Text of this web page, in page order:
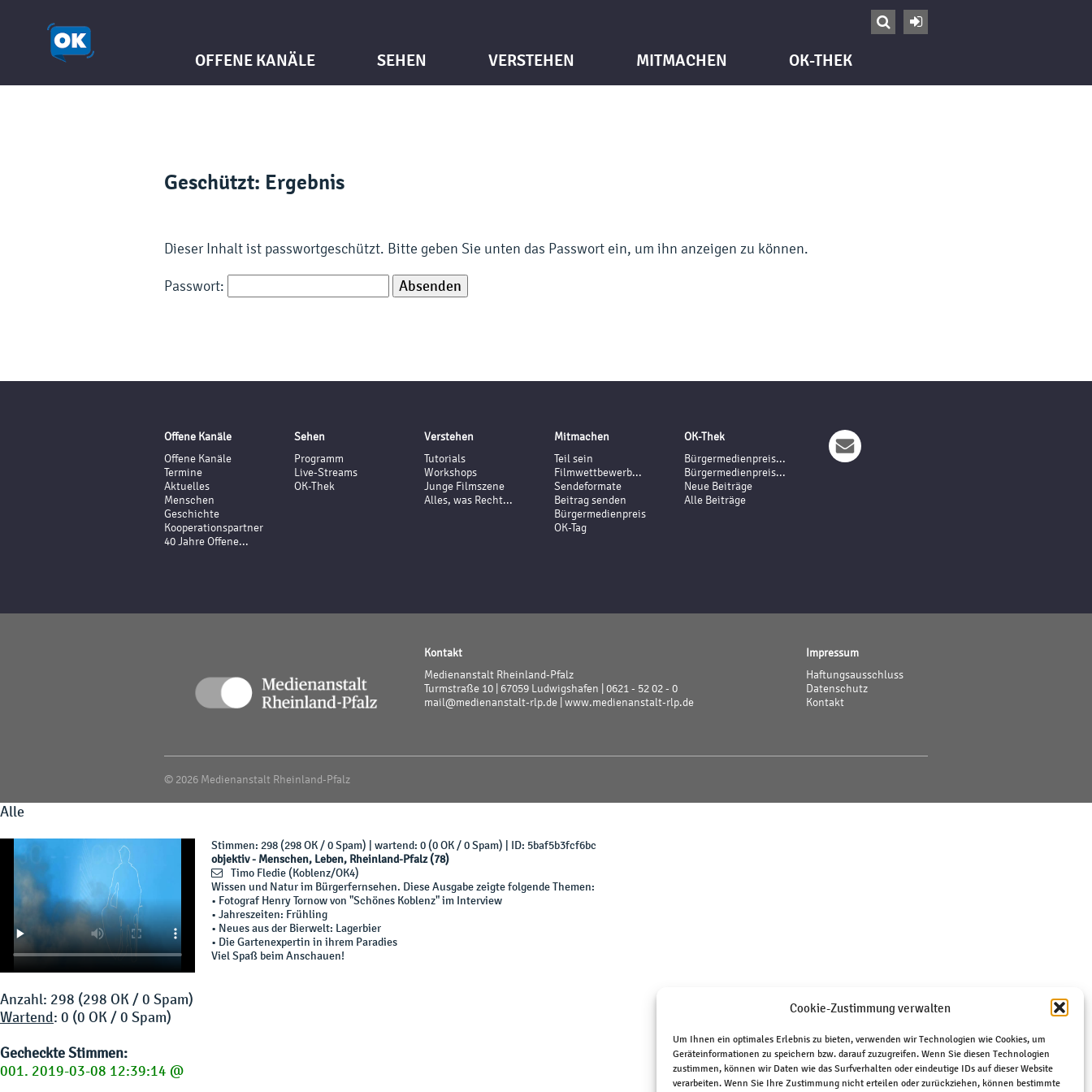
Cookie-Zustimmung verwalten
Um Ihnen ein optimales Erlebnis zu bieten, verwenden wir Technologien wie Cookies, um
Geräteinformationen zu speichern bzw. darauf zuzugreifen. Wenn Sie diesen Technologien
zustimmen, können wir Daten wie das Surfverhalten oder eindeutige IDs auf dieser Website
verarbeiten. Wenn Sie Ihre Zustimmung nicht erteilen oder zurückziehen, können bestimmte


OFFENE KANÄLE SEHEN VERSTEHEN MITMACHEN OK-THEK
Geschützt: Ergebnis
Dieser Inhalt ist passwortgeschützt. Bitte geben Sie unten das Passwort ein, um ihn anzeigen zu können.
Passwort:
Offene Kanäle
Offene Kanäle
Termine
Aktuelles
Menschen
Geschichte
Kooperationspartner
40 Jahre Offene...
Sehen
Programm
Live-Streams
OK-Thek
Verstehen
Tutorials
Workshops
Junge Filmszene
Alles, was Recht...
Mitmachen
Teil sein
Filmwettbewerb...
Sendeformate
Beitrag senden
Bürgermedienpreis
OK-Tag
OK-Thek
Bürgermedienpreis...
Bürgermedienpreis...
Neue Beiträge
Alle Beiträge
Kontakt
Medienanstalt Rheinland-Pfalz
Turmstraße 10 | 67059 Ludwigshafen | 0621 - 52 02 - 0
mail@medienanstalt-rlp.de | www.medienanstalt-rlp.de
Impressum
Haftungsausschluss
Datenschutz
Kontakt
© 2026 Medienanstalt Rheinland-Pfalz
Alle
Stimmen: 298 (298 OK / 0 Spam) | wartend: 0 (0 OK / 0 Spam) | ID: 5baf5b3fcf6bc
objektiv - Menschen, Leben, Rheinland-Pfalz (78)
Timo Fledie(Koblenz/OK4)
Wissen und Natur im Bürgerfernsehen. Diese Ausgabe zeigte folgende Themen:
• Fotograf Henry Tornow von "Schönes Koblenz" im Interview
• Jahreszeiten: Frühling
• Neues aus der Bierwelt: Lagerbier
• Die Gartenexpertin in ihrem Paradies
Viel Spaß beim Anschauen!
Anzahl: 298 (298 OK / 0 Spam)
Wartend: 0 (0 OK / 0 Spam)
Gecheckte Stimmen:
001. 2019-03-08 12:39:14 @